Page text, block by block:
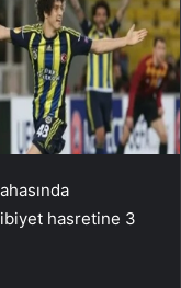
hasretine 3